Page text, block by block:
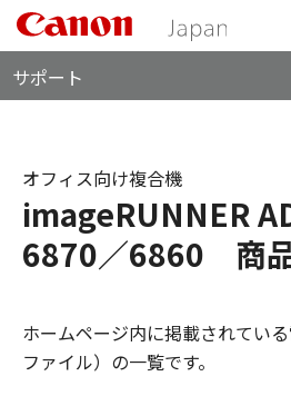
サポート
imageRUNNER
6870／6860 商
オフィス向け複合機
ホームページ内に掲載されてい
ファイル）の一覧です。